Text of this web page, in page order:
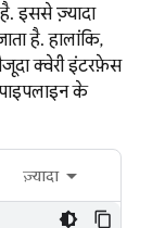
इससे ज़्यादा
है. हालांकि,
क्वेरी इंटरफ़ेस
के
ज़्यादा